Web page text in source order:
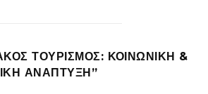
ΤΟΥΡΙΣΜΟΣ: ΚΟΙΝΩΝΙΚΗ &
ΑΝΑΠΤΥΞΗ”